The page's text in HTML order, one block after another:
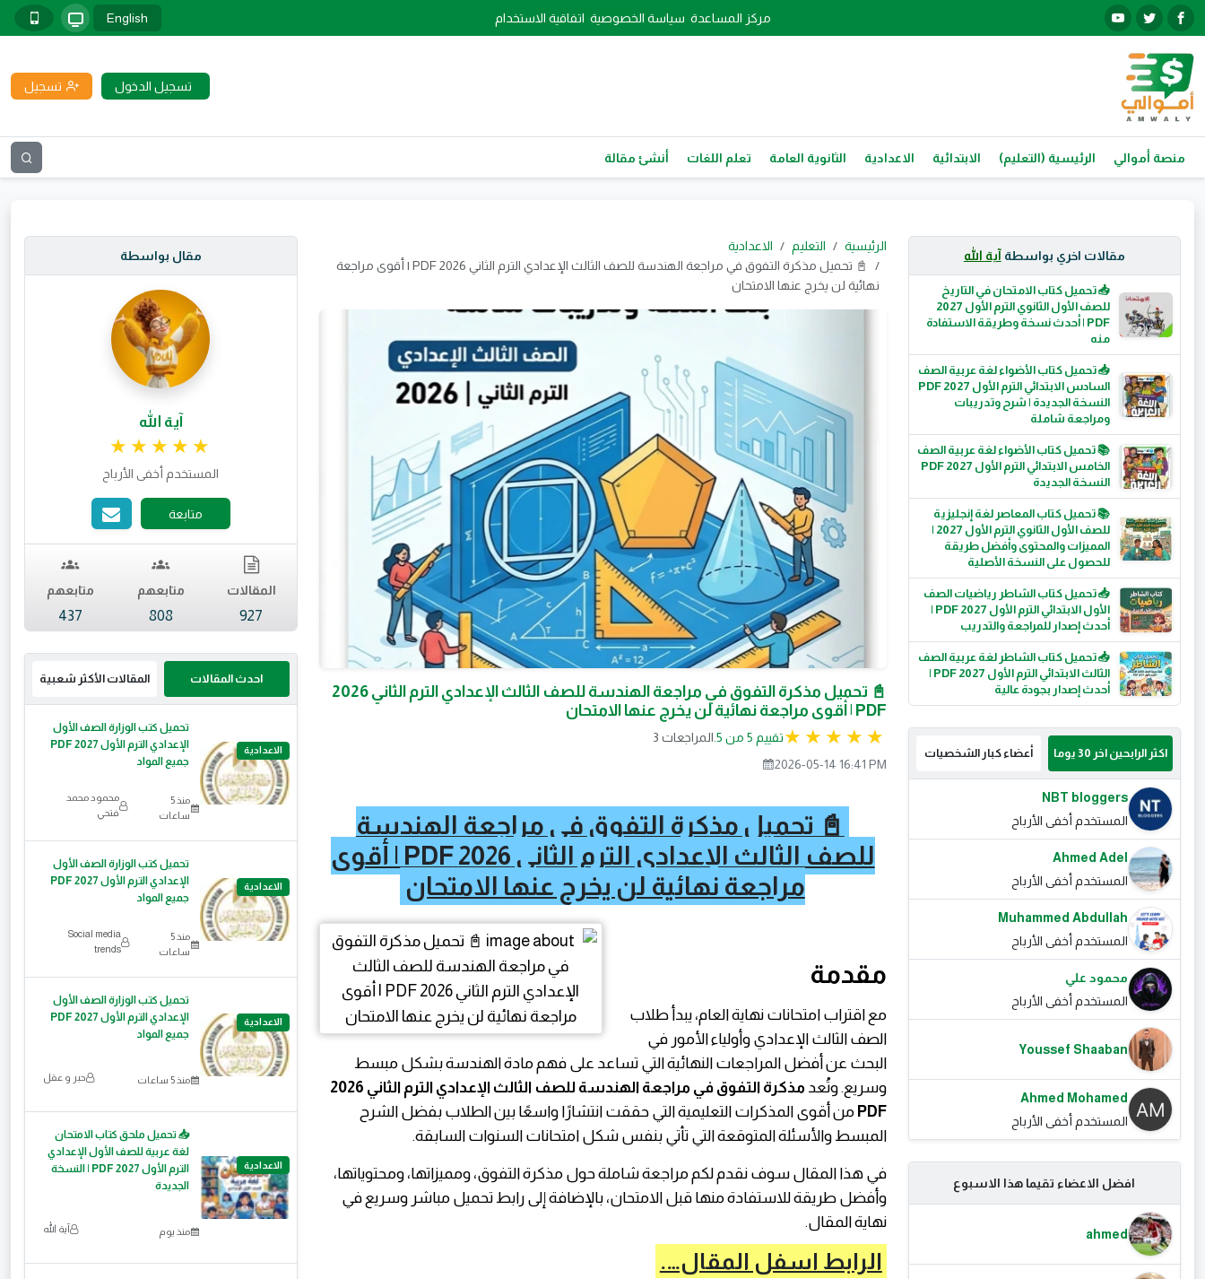
مركز المساعدة سياسة الخصوصية اتفاقية الاستخدام English
تسجيل الدخول تسجيل
منصة أموالي الرئيسية (التعليم) الابتدائية الاعدادية الثانوية العامة تعلم اللغات أنشئ مقالة
مقالات اخري بواسطة آية الله
📥 تحميل كتاب الامتحان في التاريخ
للصف الأول الثانوي الترم الأول 2027
PDF | أحدث نسخة وطريقة الاستفادة
منه
📥 تحميل كتاب الأضواء لغة عربية الصف
السادس الابتدائي الترم الأول 2027 PDF
النسخة الجديدة | شرح وتدريبات
ومراجعة شاملة
📚 تحميل كتاب الأضواء لغة عربية الصف
الخامس الابتدائي الترم الأول 2027 PDF
النسخة الجديدة
📚 تحميل كتاب المعاصر لغة إنجليزية
للصف الأول الثانوي الترم الأول 2027 |
المميزات والمحتوى وأفضل طريقة
للحصول على النسخة الأصلية
📥 تحميل كتاب الشاطر رياضيات الصف
الأول الابتدائي الترم الأول 2027 PDF |
أحدث إصدار للمراجعة والتدريب
📥 تحميل كتاب الشاطر لغة عربية الصف
الثالث الابتدائي الترم الأول 2027 PDF |
أحدث إصدار بجودة عالية
اكثر الرابحين اخر 30 يوما أعضاء كبار الشخصيات
NBT bloggers
المستخدم أخفى الأرباح
Ahmed Adel
المستخدم أخفى الأرباح
Muhammed Abdullah
المستخدم أخفى الأرباح
محمود علي
المستخدم أخفى الأرباح
Youssef Shaaban
Ahmed Mohamed
المستخدم أخفى الأرباح
افضل الاعضاء تقيما هذا الاسبوع
ahmed
الرئيسية التعليم
الاعدادية
📓 تحميل مذكرة التفوق في مراجعة الهندسة للصف الثالث الإعدادي الترم الثاني 2026 PDF | أقوى مراجعة
نهائية لن يخرج عنها الامتحان
📓 تحميل مذكرة التفوق في مراجعة الهندسة للصف الثالث الإعدادي الترم الثاني 2026
PDF | أقوى مراجعة نهائية لن يخرج عنها الامتحان
تقييم 5 من 5.
3 المراجعات
2026-05-14 16:41 PM
📓 تحميل مذكرة التفوق في مراجعة الهندسة
للصف الثالث الإعدادي الترم الثاني 2026 PDF | أقوى
مراجعة نهائية لن يخرج عنها الامتحان
مقدمة
مع اقتراب امتحانات نهاية العام، يبدأ طلاب
الصف الثالث الإعدادي وأولياء الأمور في
البحث عن أفضل المراجعات النهائية التي تساعد على فهم مادة الهندسة بشكل مبسط
وسريع. وتُعد
مذكرة التفوق في مراجعة الهندسة للصف الثالث الإعدادي الترم الثاني 2026
PDF من أقوى المذكرات التعليمية التي حققت انتشارًا واسعًا بين الطلاب بفضل الشرح
المبسط والأسئلة المتوقعة التي تأتي بنفس شكل امتحانات السنوات السابقة.
في هذا المقال سوف نقدم لكم مراجعة شاملة حول مذكرة التفوق، ومميزاتها، ومحتوياتها،
وأفضل طريقة للاستفادة منها قبل الامتحان، بالإضافة إلى رابط تحميل مباشر وسريع في
نهاية المقال.
الرابط اسفل المقال….
مقال بواسطة
آية الله
تقييم 4.98 من 5.
المستخدم أخفى الأرباح
متابعة
المقالات
927
متابعهم
808
متابعهم
437
احدث المقالات المقالات الأكثر شعبية
الاعدادية
تحميل كتب الوزارة الصف الأول
الإعدادي الترم الأول 2027 PDF
جميع المواد
منذ 5
ساعات
محمود محمد
فتحي
الاعدادية
تحميل كتب الوزارة الصف الأول
الإعدادي الترم الأول 2027 PDF
جميع المواد
منذ 5
ساعات
Social media
trends
الاعدادية
تحميل كتب الوزارة الصف الأول
الإعدادي الترم الأول 2027 PDF
جميع المواد
منذ 5 ساعات حبر و عقل
الاعدادية
📥 تحميل ملحق كتاب الامتحان
لغة عربية للصف الأول الإعدادي
الترم الأول 2027 PDF | النسخة
الجديدة
منذ يوم آية الله